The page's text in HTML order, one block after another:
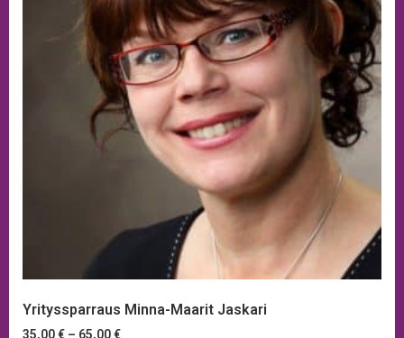
Yrityssparraus Minna-Maarit Jaskari
35,00€ – 65,00€